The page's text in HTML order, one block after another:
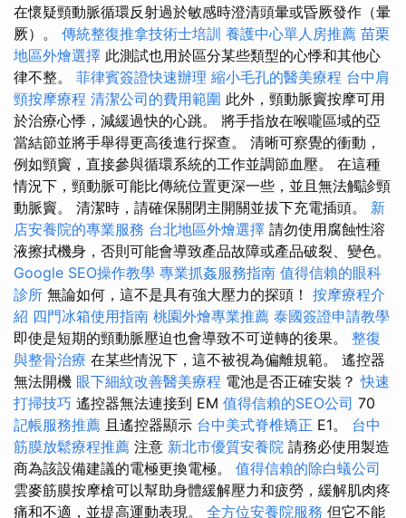
在懷疑頸動脈循環反射過於敏感時澄清頭暈或昏厥發作（暈
厥）。 傳統整復推拿技術士培訓 養護中心單人房推薦 苗栗
地區外燴選擇 此測試也用於區分某些類型的心悸和其他心
律不整。 菲律賓簽證快速辦理 縮小毛孔的醫美療程 台中肩
頸按摩療程 清潔公司的費用範圍 此外，頸動脈竇按摩可用
於治療心悸，減緩過快的心跳。 將手指放在喉嚨區域的亞
當結節並將手舉得更高後進行探查。 清晰可察覺的衝動，
例如頸竇，直接參與循環系統的工作並調節血壓。 在這種
情況下，頸動脈可能比傳統位置更深一些，並且無法觸診頸
動脈竇。 清潔時，請確保關閉主開關並拔下充電插頭。 新
店安養院的專業服務 台北地區外燴選擇 請勿使用腐蝕性溶
液擦拭機身，否則可能會導致產品故障或產品破裂、變色。
Google SEO操作教學 專業抓姦服務指南 值得信賴的眼科
診所 無論如何，這不是具有強大壓力的探頭！ 按摩療程介
紹 四門冰箱使用指南 桃園外燴專業推薦 泰國簽證申請教學
即使是短期的頸動脈壓迫也會導致不可逆轉的後果。 整復
與整骨治療 在某些情況下，這不被視為偏離規範。 遙控器
無法開機 眼下細紋改善醫美療程 電池是否正確安裝？快速
打掃技巧 遙控器無法連接到 EM 值得信賴的SEO公司 70
記帳服務推薦 且遙控器顯示 台中美式脊椎矯正 E1。 台中
筋膜放鬆療程推薦 注意 新北市優質安養院 請務必使用製造
商為該設備建議的電極更換電極。 值得信賴的除白蟻公司
雲麥筋膜按摩槍可以幫助身體緩解壓力和疲勞，緩解肌肉疼
痛和不適，並提高運動表現。 全方位安養院服務 但它不能